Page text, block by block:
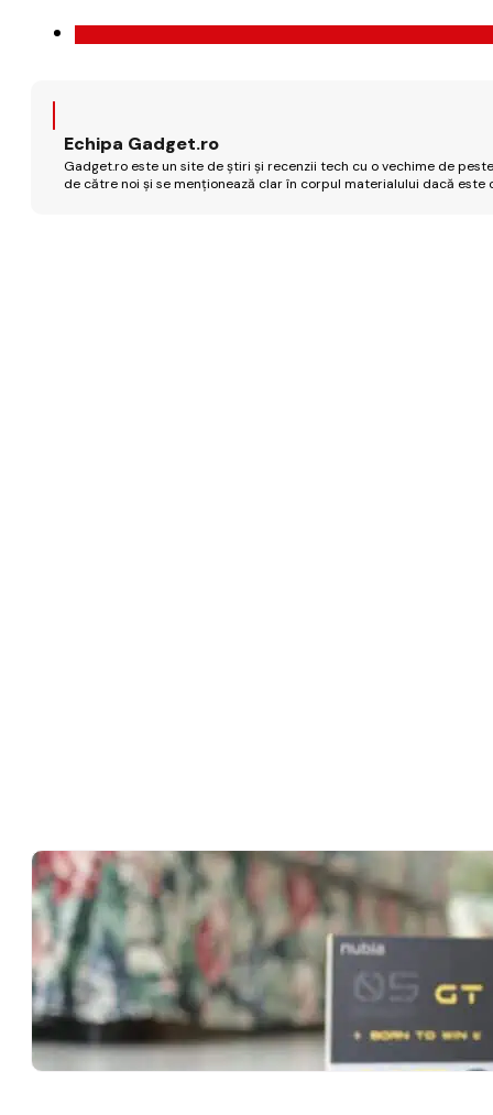
Echipa Gadget.ro
Gadget.ro este un site de știri și recenzii tech cu o vechime de
de către noi și se menționează clar în corpul materialului dacă este